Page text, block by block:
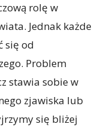
rolę w
Jednak każde
się od
Problem
stawia sobie w
zjawiska lub
się bliżej